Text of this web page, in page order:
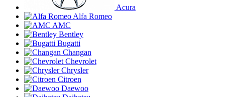
Acura
Alfa Romeo
AMC
Bentley
Bugatti
Changan
Chevrolet
Chrysler
Citroen
Daewoo